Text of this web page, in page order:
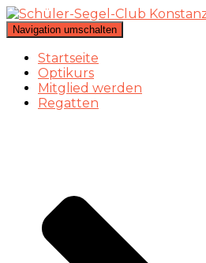
Navigation umschalten
Startseite
Optikurs
Mitglied werden
Regatten